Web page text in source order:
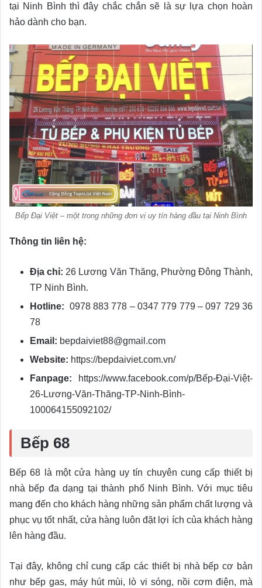
tại Ninh Bình thì đây chắc chắn sẽ là sự lựa chọn hoàn
hảo dành cho bạn.
Bếp Đại Việt – một trong những đơn vị uy tín hàng đầu tại Ninh Bình
Thông tin liên hệ:
Địa chỉ: 26 Lương Văn Thăng, Phường Đông Thành,
TP Ninh Bình.
Hotline: 0978 883 778 – 0347 779 779 – 097 729 36
78
Email: bepdaiviet88@gmail.com
Website: https://bepdaiviet.com.vn/
Fanpage: https://www.facebook.com/p/Bếp-Đại-Việt-
26-Lương-Văn-Thăng-TP-Ninh-Bình-
100064155092102/
Bếp 68
Bếp 68 là một cửa hàng uy tín chuyên cung cấp thiết bị
nhà bếp đa dạng tại thành phố Ninh Bình. Với mục tiêu
mang đến cho khách hàng những sản phẩm chất lượng và
phục vụ tốt nhất, cửa hàng luôn đặt lợi ích của khách hàng
lên hàng đầu.
Tại đây, không chỉ cung cấp các thiết bị nhà bếp cơ bản
như bếp gas, máy hút mùi, lò vi sóng, nồi cơm điện, mà